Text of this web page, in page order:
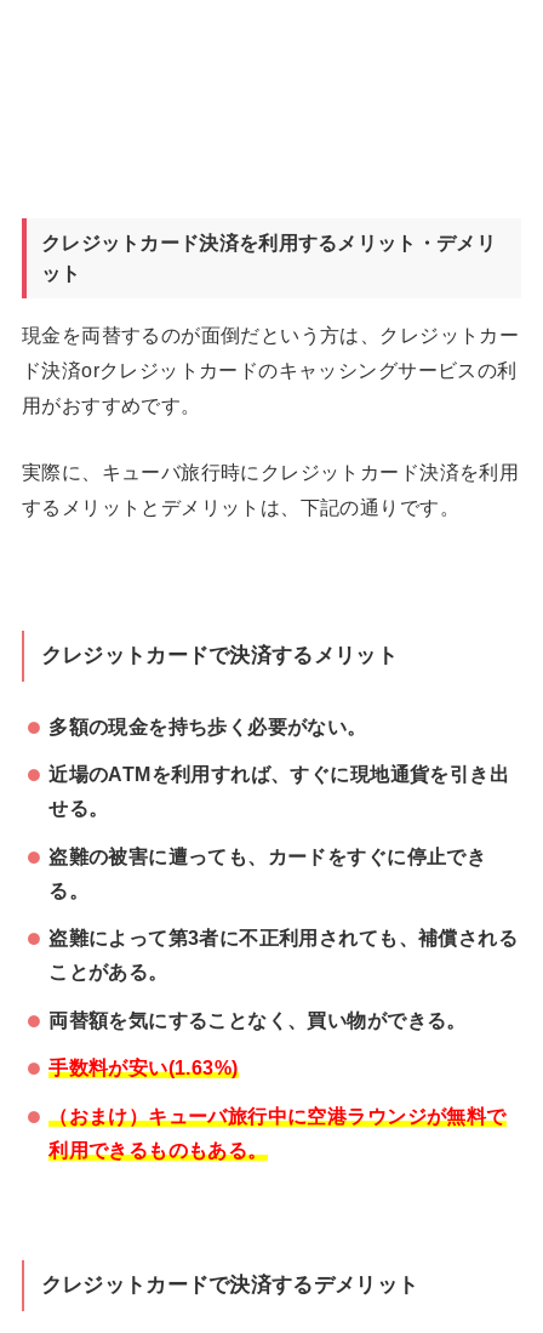
クレジットカード決済を利用するメリット・デメリ
ット
現金を両替するのが面倒だという方は、クレジットカー
ド決済orクレジットカードのキャッシングサービスの利
用がおすすめです。
実際に、キューバ旅行時にクレジットカード決済を利用
するメリットとデメリットは、下記の通りです。
クレジットカードで決済するメリット
多額の現金を持ち歩く必要がない。
近場のATMを利用すれば、すぐに現地通貨を引き出
せる。
盗難の被害に遭っても、カードをすぐに停止でき
る。
盗難によって第3者に不正利用されても、補償される
ことがある。
両替額を気にすることなく、買い物ができる。
手数料が安い(1.63%)
（おまけ）キューバ旅行中に空港ラウンジが無料で
利用できるものもある。
クレジットカードで決済するデメリット